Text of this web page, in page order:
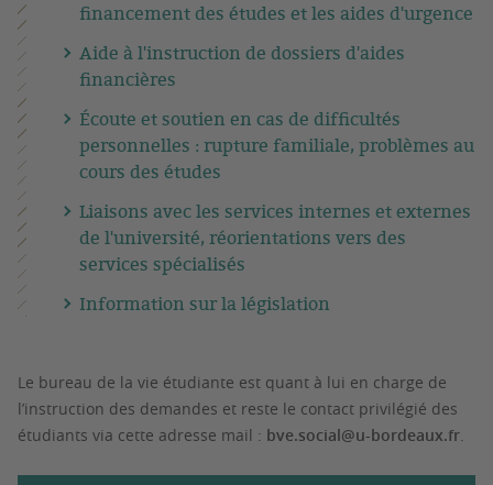
financement des études et les aides d'urgence
Aide à l'instruction de dossiers d'aides
financières
Écoute et soutien en cas de difficultés
personnelles : rupture familiale, problèmes au
cours des études
Liaisons avec les services internes et externes
de l'université, réorientations vers des
services spécialisés
Information sur la législation
Le bureau de la vie étudiante est quant à lui en charge de
l’instruction des demandes et reste le contact privilégié des
étudiants via cette adresse mail : bve.social@u-bordeaux.fr.